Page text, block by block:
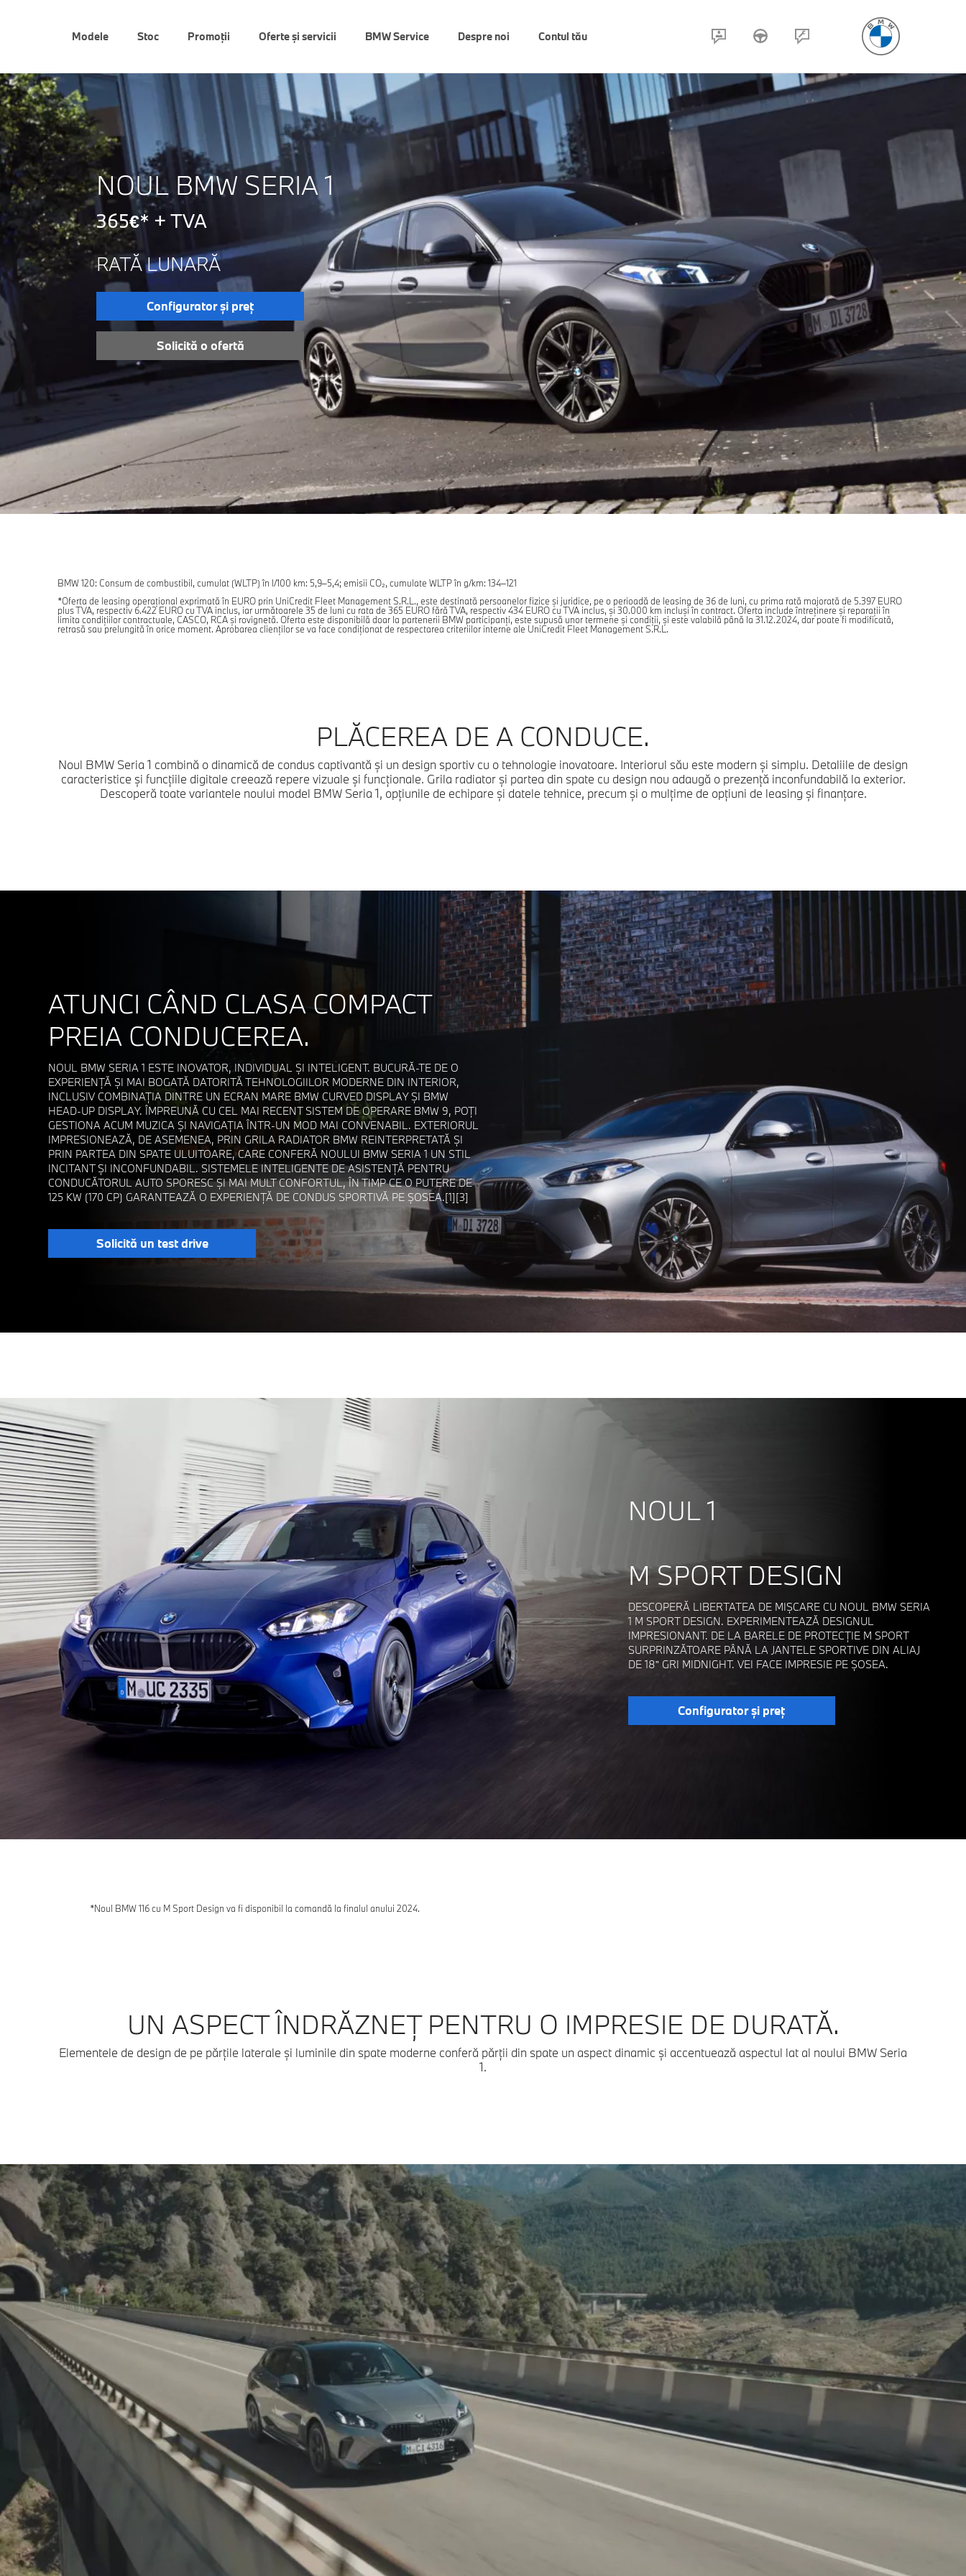
Modele Stoc Promoții Oferte şi servicii BMW Service Despre noi Contul tău
NOUL BMW SERIA 1
365€* + TVA
RATĂ LUNARĂ
Configurator şi preţ
Solicită o ofertă
BMW 120: Consum de combustibil, cumulat (WLTP) în l/100 km: 5,9–5,4; emisii CO₂, cumulate WLTP în g/km: 134–121
*Oferta de leasing operaţional exprimată în EURO prin UniCredit Fleet Management S.R.L., este destinată persoanelor fizice şi juridice, pe o perioadă de leasing de 36 de luni, cu prima rată majorată de 5.397 EURO
plus TVA, respectiv 6.422 EURO cu TVA inclus, iar următoarele 35 de luni cu rata de 365 EURO fără TVA, respectiv 434 EURO cu TVA inclus, şi 30.000 km incluşi în contract. Oferta include întreţinere şi reparaţii în
limita condiţiilor contractuale, CASCO, RCA şi rovignetă. Oferta este disponibilă doar la partenerii BMW participanţi, este supusă unor termene şi condiţii, şi este valabilă până la 31.12.2024, dar poate fi modificată,
retrasă sau prelungită în orice moment. Aprobarea clienților se va face condiţionat de respectarea criteriilor interne ale UniCredit Fleet Management S.R.L.
PLĂCEREA DE A CONDUCE.
Noul BMW Seria 1 combină o dinamică de condus captivantă și un design sportiv cu o tehnologie inovatoare. Interiorul său este modern și simplu. Detaliile de design
caracteristice și funcțiile digitale creează repere vizuale și funcționale. Grila radiator și partea din spate cu design nou adaugă o prezență inconfundabilă la exterior.
Descoperă toate variantele noului model BMW Seria 1, opțiunile de echipare și datele tehnice, precum și o mulțime de opțiuni de leasing și finanțare.
ATUNCI CÂND CLASA COMPACT
PREIA CONDUCEREA.
NOUL BMW SERIA 1 ESTE INOVATOR, INDIVIDUAL ȘI INTELIGENT. BUCURĂ-TE DE O
EXPERIENȚĂ ȘI MAI BOGATĂ DATORITĂ TEHNOLOGIILOR MODERNE DIN INTERIOR,
INCLUSIV COMBINAȚIA DINTRE UN ECRAN MARE BMW CURVED DISPLAY ȘI BMW
HEAD-UP DISPLAY. ÎMPREUNĂ CU CEL MAI RECENT SISTEM DE OPERARE BMW 9, POȚI
GESTIONA ACUM MUZICA ȘI NAVIGAȚIA ÎNTR-UN MOD MAI CONVENABIL. EXTERIORUL
IMPRESIONEAZĂ, DE ASEMENEA, PRIN GRILA RADIATOR BMW REINTERPRETATĂ ȘI
PRIN PARTEA DIN SPATE ULUITOARE, CARE CONFERĂ NOULUI BMW SERIA 1 UN STIL
INCITANT ȘI INCONFUNDABIL. SISTEMELE INTELIGENTE DE ASISTENȚĂ PENTRU
CONDUCĂTORUL AUTO SPORESC ȘI MAI MULT CONFORTUL, ÎN TIMP CE O PUTERE DE
125 KW (170 CP) GARANTEAZĂ O EXPERIENȚĂ DE CONDUS SPORTIVĂ PE ȘOSEA.[1][3]
Solicită un test drive
NOUL 1
M SPORT DESIGN
DESCOPERĂ LIBERTATEA DE MIȘCARE CU NOUL BMW SERIA
1 M SPORT DESIGN. EXPERIMENTEAZĂ DESIGNUL
IMPRESIONANT. DE LA BARELE DE PROTECȚIE M SPORT
SURPRINZĂTOARE PÂNĂ LA JANTELE SPORTIVE DIN ALIAJ
DE 18” GRI MIDNIGHT. VEI FACE IMPRESIE PE ȘOSEA.
Configurator şi preţ
*Noul BMW 116 cu M Sport Design va fi disponibil la comandă la finalul anului 2024.
UN ASPECT ÎNDRĂZNEȚ PENTRU O IMPRESIE DE DURATĂ.
Elementele de design de pe părțile laterale și luminile din spate moderne conferă părții din spate un aspect dinamic și accentuează aspectul lat al noului BMW Seria
1.